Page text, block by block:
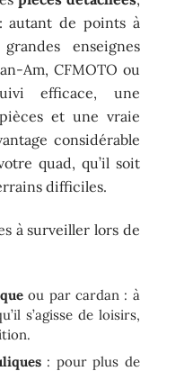
de points à
enseignes
Am, CFMOTO ou
efficace, une
et une vraie
considérable
quad, qu’il soit
difficiles.
à surveiller lors de
ou par cardan : à
s’agisse de loisirs,
: pour plus de